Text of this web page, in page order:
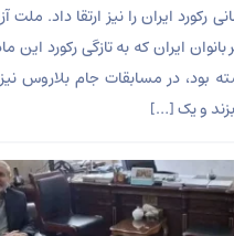
ایران را نیز ارتقا داد. ملت
ایران که به تازگی رکورد این
بود، در مسابقات جام بلاروس
و یک […]